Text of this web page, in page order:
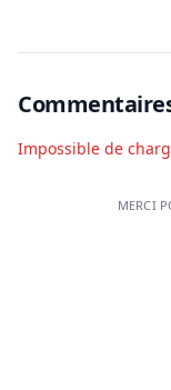
Impossible de
MERCI